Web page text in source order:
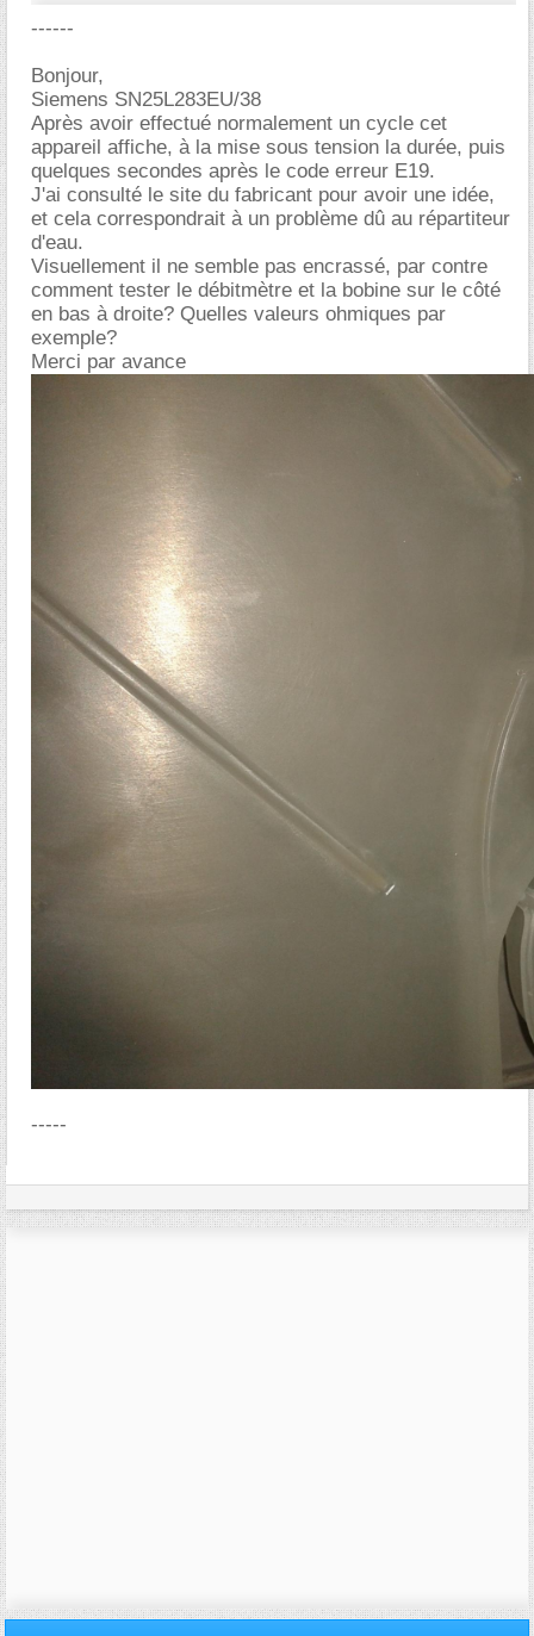
------
Bonjour,
Siemens SN25L283EU/38
Après avoir effectué normalement un cycle cet
appareil affiche, à la mise sous tension la durée, puis
quelques secondes après le code erreur E19.
J'ai consulté le site du fabricant pour avoir une idée,
et cela correspondrait à un problème dû au répartiteur
d'eau.
Visuellement il ne semble pas encrassé, par contre
comment tester le débitmètre et la bobine sur le côté
en bas à droite? Quelles valeurs ohmiques par
exemple?
Merci par avance
-----